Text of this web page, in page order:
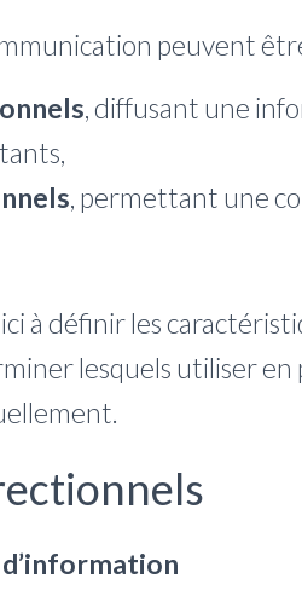
peuvent
, diffusant une
, permettant une
à définir les
lesquels utiliser en